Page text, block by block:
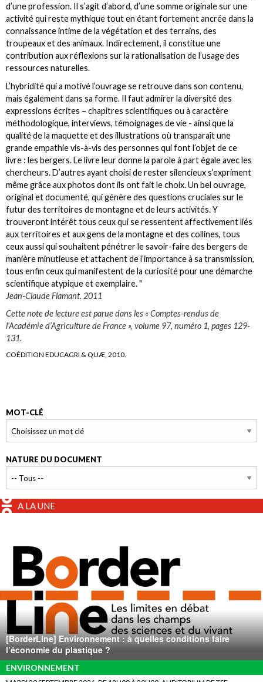
d’une profession. Il s’agit d’abord, d’une somme originale sur une
activité qui reste mythique tout en étant fortement ancrée dans la
connaissance intime de la végétation et des terrains, des
troupeaux et des animaux. Indirectement, il constitue une
contribution aux réflexions sur la rationalisation de l’usage des
ressources naturelles.
L’hybridité qui a motivé l’ouvrage se retrouve dans son contenu,
mais également dans sa forme. Il faut admirer la diversité des
expressions écrites – chapitres scientifiques ou à caractère
méthodologique, interviews, témoignages de vie - ainsi que la
qualité de la maquette et des illustrations où transparaît une
grande empathie vis-à-vis des personnes qui font l’objet de ce
livre : les bergers. Le livre leur donne la parole à part égale avec les
chercheurs. D’autres ayant choisi de rester silencieux s’expriment
même grâce aux photos dont ils ont fait le choix. Un bel ouvrage,
original et documenté, qui génère des questions cruciales sur le
futur des territoires de montagne et de leurs activités. Y
trouveront intérêt tous ceux qui se ressentent affectivement liés
aux territoires et aux gens de la montagne et des collines, tous
ceux aussi qui souhaitent pénétrer le savoir-faire des bergers de
manière minutieuse et attachent de l’importance à sa transmission,
tous enfin ceux qui manifestent de la curiosité pour une démarche
scientifique atypique et exemplaire. "
Jean-Claude Flamant. 2011
Cette note de lecture est parue dans les « Comptes-rendus de
l’Académie d’Agriculture de France », volume 97, numéro 1, pages 129-
131.
COÉDITION EDUCAGRI & QUÆ, 2010.
MOT-CLÉ
NATURE DU DOCUMENT
A LA UNE
[BorderLine] Environnement : à quelles conditions faire
l’économie du plastique ?
ENVIRONNEMENT